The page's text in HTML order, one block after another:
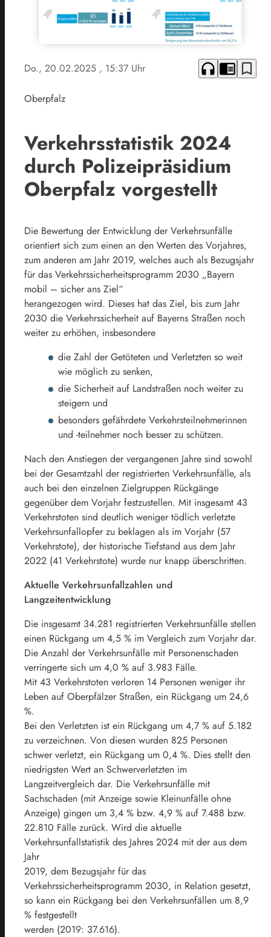
Do., 20.02.2025 , 15:37 Uhr headphones chrome_reader_mode bookmark_border
Oberpfalz
Verkehrsstatistik 2024
durch Polizeipräsidium
Oberpfalz vorgestellt
Die Bewertung der Entwicklung der Verkehrsunfälle
orientiert sich zum einen an den Werten des Vorjahres,
zum anderen am Jahr 2019, welches auch als Bezugsjahr
für das Verkehrssicherheitsprogramm 2030 „Bayern
mobil – sicher ans Ziel“
herangezogen wird. Dieses hat das Ziel, bis zum Jahr
2030 die Verkehrssicherheit auf Bayerns Straßen noch
weiter zu erhöhen, insbesondere
die Zahl der Getöteten und Verletzten so weit
wie möglich zu senken,
die Sicherheit auf Landstraßen noch weiter zu
steigern und
besonders gefährdete Verkehrsteilnehmerinnen
und -teilnehmer noch besser zu schützen.
Nach den Anstiegen der vergangenen Jahre sind sowohl
bei der Gesamtzahl der registrierten Verkehrsunfälle, als
auch bei den einzelnen Zielgruppen Rückgänge
gegenüber dem Vorjahr festzustellen. Mit insgesamt 43
Verkehrstoten sind deutlich weniger tödlich verletzte
Verkehrsunfallopfer zu beklagen als im Vorjahr (57
Verkehrstote), der historische Tiefstand aus dem Jahr
2022 (41 Verkehrstote) wurde nur knapp überschritten.
Aktuelle Verkehrsunfallzahlen und
Langzeitentwicklung
Die insgesamt 34.281 registrierten Verkehrsunfälle stellen
einen Rückgang um 4,5 % im Vergleich zum Vorjahr dar.
Die Anzahl der Verkehrsunfälle mit Personenschaden
verringerte sich um 4,0 % auf 3.983 Fälle.
Mit 43 Verkehrstoten verloren 14 Personen weniger ihr
Leben auf Oberpfälzer Straßen, ein Rückgang um 24,6
%.
Bei den Verletzten ist ein Rückgang um 4,7 % auf 5.182
zu verzeichnen. Von diesen wurden 825 Personen
schwer verletzt, ein Rückgang um 0,4 %. Dies stellt den
niedrigsten Wert an Schwerverletzten im
Langzeitvergleich dar. Die Verkehrsunfälle mit
Sachschaden (mit Anzeige sowie Kleinunfälle ohne
Anzeige) gingen um 3,4 % bzw. 4,9 % auf 7.488 bzw.
22.810 Fälle zurück. Wird die aktuelle
Verkehrsunfallstatistik des Jahres 2024 mit der aus dem
Jahr
2019, dem Bezugsjahr für das
Verkehrssicherheitsprogramm 2030, in Relation gesetzt,
so kann ein Rückgang bei den Verkehrsunfällen um 8,9
% festgestellt
werden (2019: 37.616).